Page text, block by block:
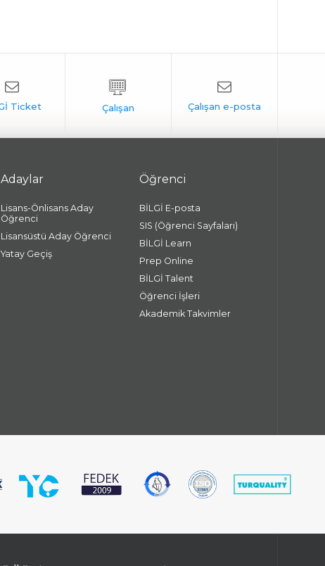
Adaylar
Lisans-Önlisans Aday
Öğrenci
Lisansüstü Aday Öğrenci
Yatay Geçiş
Öğrenci
BİLGİ E-posta
SIS (Öğrenci Sayfaları)
BİLGİ Learn
Prep Online
BİLGİ Talent
Öğrenci İşleri
Akademik Takvimler